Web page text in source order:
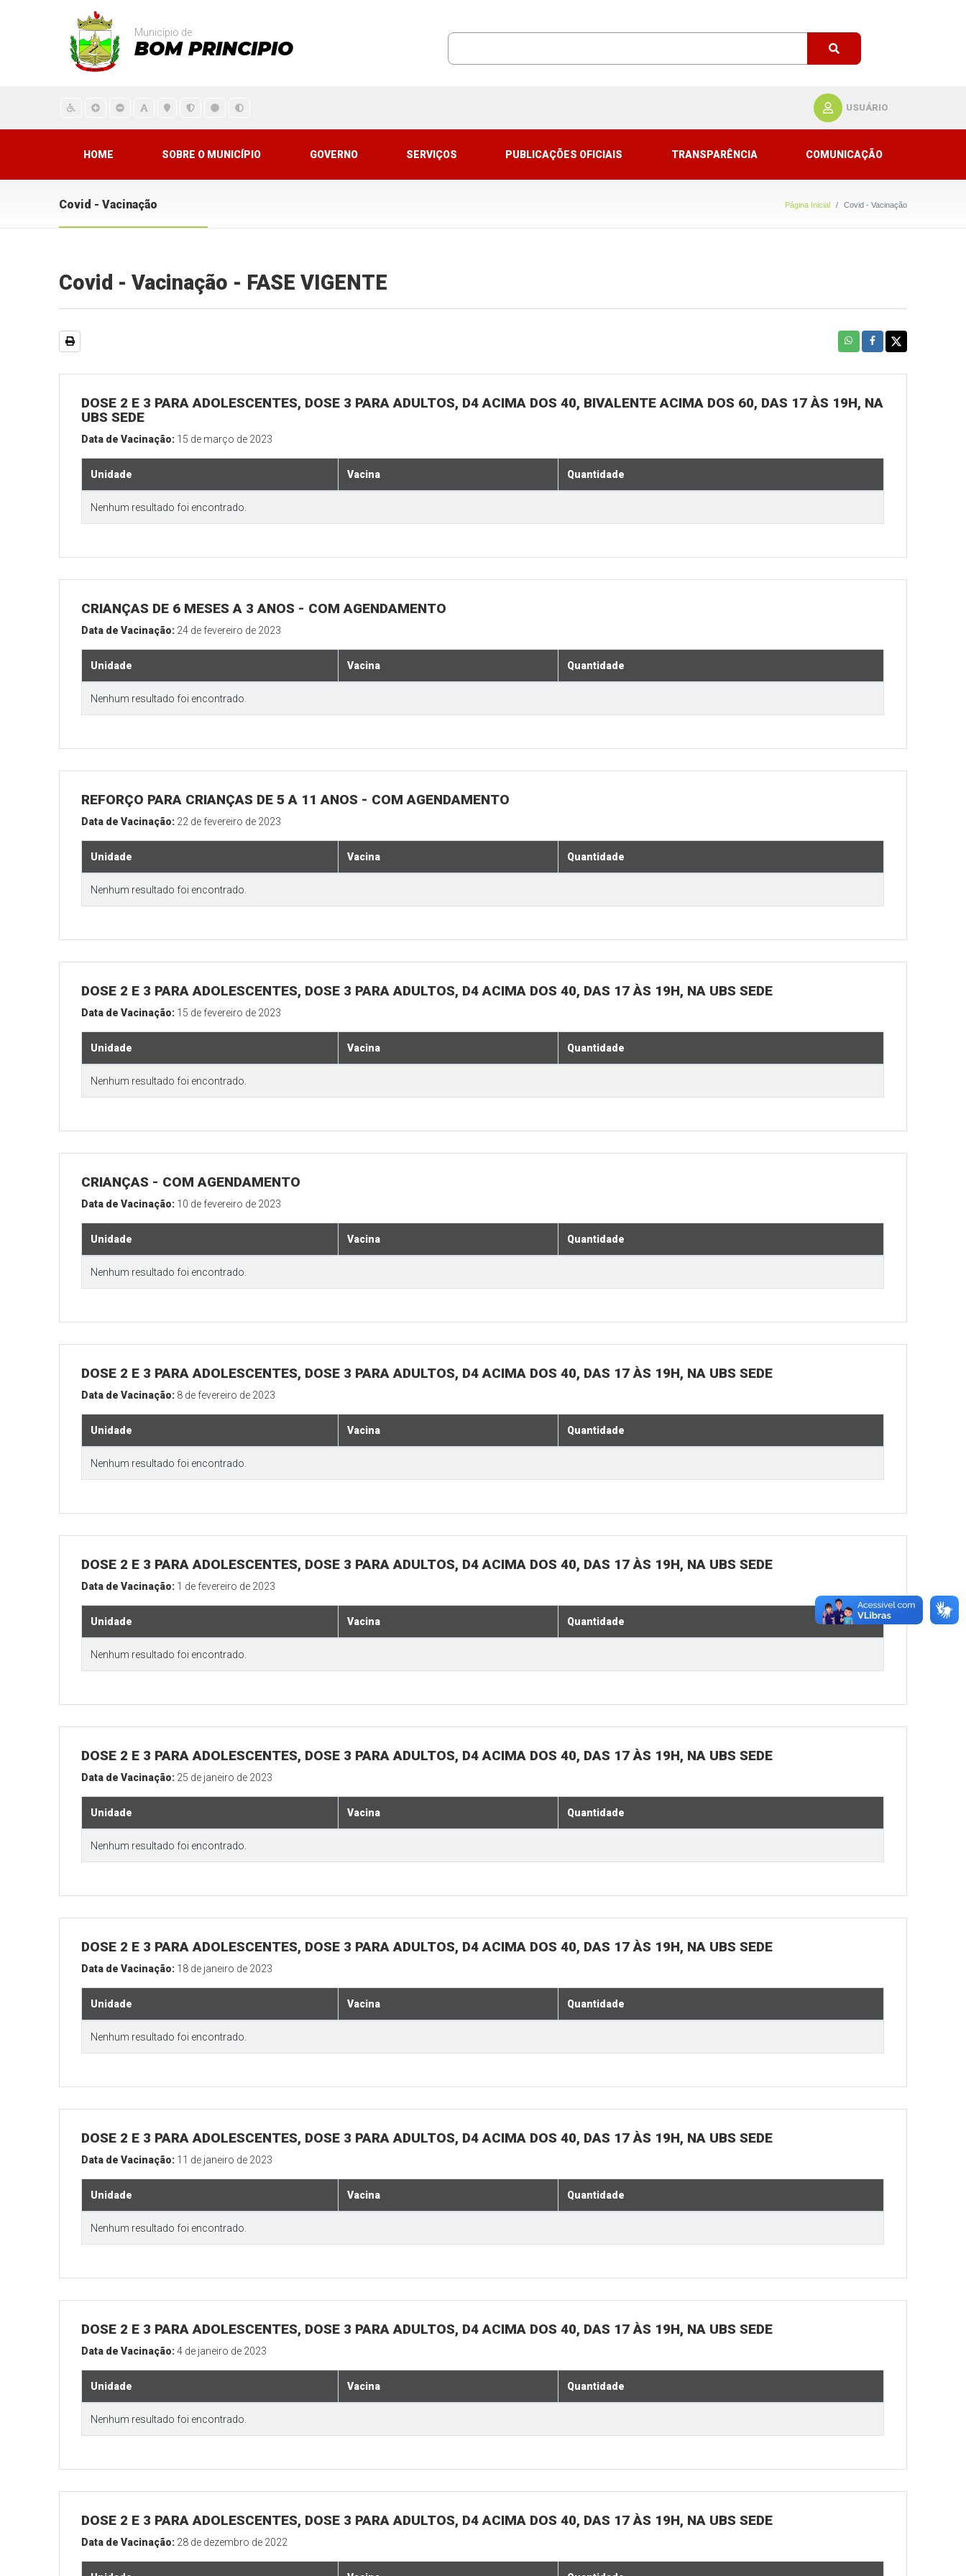
Município de
BOM PRINCIPIO
USUÁRIO
HOME SOBRE O MUNICÍPIO GOVERNO SERVIÇOS PUBLICAÇÕES OFICIAIS TRANSPARÊNCIA COMUNICAÇÃO
Covid - Vacinação Página Inicial Covid - Vacinação
Covid - Vacinação - FASE VIGENTE
DOSE 2 E 3 PARA ADOLESCENTES, DOSE 3 PARA ADULTOS, D4 ACIMA DOS 40, BIVALENTE ACIMA DOS 60, DAS 17 ÀS 19H, NA
UBS SEDE
Data de Vacinação: 15 de março de 2023
Unidade Vacina Quantidade
Nenhum resultado foi encontrado.
CRIANÇAS DE 6 MESES A 3 ANOS - COM AGENDAMENTO
Data de Vacinação: 24 de fevereiro de 2023
Unidade Vacina Quantidade
Nenhum resultado foi encontrado.
REFORÇO PARA CRIANÇAS DE 5 A 11 ANOS - COM AGENDAMENTO
Data de Vacinação: 22 de fevereiro de 2023
Unidade Vacina Quantidade
Nenhum resultado foi encontrado.
DOSE 2 E 3 PARA ADOLESCENTES, DOSE 3 PARA ADULTOS, D4 ACIMA DOS 40, DAS 17 ÀS 19H, NA UBS SEDE
Data de Vacinação: 15 de fevereiro de 2023
Unidade Vacina Quantidade
Nenhum resultado foi encontrado.
CRIANÇAS - COM AGENDAMENTO
Data de Vacinação: 10 de fevereiro de 2023
Unidade Vacina Quantidade
Nenhum resultado foi encontrado.
DOSE 2 E 3 PARA ADOLESCENTES, DOSE 3 PARA ADULTOS, D4 ACIMA DOS 40, DAS 17 ÀS 19H, NA UBS SEDE
Data de Vacinação: 8 de fevereiro de 2023
Unidade Vacina Quantidade
Nenhum resultado foi encontrado.
DOSE 2 E 3 PARA ADOLESCENTES, DOSE 3 PARA ADULTOS, D4 ACIMA DOS 40, DAS 17 ÀS 19H, NA UBS SEDE
Data de Vacinação: 1 de fevereiro de 2023
Unidade Vacina Quantidade
Nenhum resultado foi encontrado.
DOSE 2 E 3 PARA ADOLESCENTES, DOSE 3 PARA ADULTOS, D4 ACIMA DOS 40, DAS 17 ÀS 19H, NA UBS SEDE
Data de Vacinação: 25 de janeiro de 2023
Unidade Vacina Quantidade
Nenhum resultado foi encontrado.
DOSE 2 E 3 PARA ADOLESCENTES, DOSE 3 PARA ADULTOS, D4 ACIMA DOS 40, DAS 17 ÀS 19H, NA UBS SEDE
Data de Vacinação: 18 de janeiro de 2023
Unidade Vacina Quantidade
Nenhum resultado foi encontrado.
DOSE 2 E 3 PARA ADOLESCENTES, DOSE 3 PARA ADULTOS, D4 ACIMA DOS 40, DAS 17 ÀS 19H, NA UBS SEDE
Data de Vacinação: 11 de janeiro de 2023
Unidade Vacina Quantidade
Nenhum resultado foi encontrado.
DOSE 2 E 3 PARA ADOLESCENTES, DOSE 3 PARA ADULTOS, D4 ACIMA DOS 40, DAS 17 ÀS 19H, NA UBS SEDE
Data de Vacinação:4 de janeiro de 2023
Unidade Vacina Quantidade
Nenhum resultado foi encontrado.
DOSE 2 E 3 PARA ADOLESCENTES, DOSE 3 PARA ADULTOS, D4 ACIMA DOS 40, DAS 17 ÀS 19H, NA UBS SEDE
Data de Vacinação: 28 de dezembro de 2022